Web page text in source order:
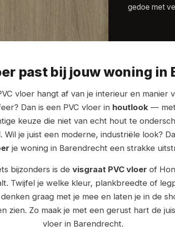
gedoe met
past bij jouw woning in
vloer hangt af van je interieur en manier
Dan is een PVC vloer in houtlook —
keuze die niet van echt hout te
Wil je juist een moderne, industriële look?
je woning in Barendrecht een strakke
bijzonders is de visgraat PVC vloer of
Twijfel je welke kleur, plankbreedte of
graag met je mee en laten je in de
zien. Zo maak je met een gerust hart de
vloer in Barendrecht.